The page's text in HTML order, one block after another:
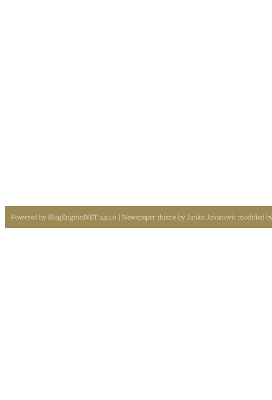
Powered byBlogEngine.NET 2.9.1.0 | Newspaper theme byJanko Jovanovicmodified